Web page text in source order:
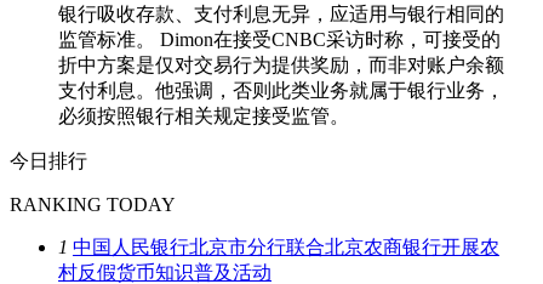
银行吸收存款、支付利息无异，应适用与银行相同的
监管标准。 Dimon在接受CNBC采访时称，可接受的
折中方案是仅对交易行为提供奖励，而非对账户余额
支付利息。他强调，否则此类业务就属于银行业务，
必须按照银行相关规定接受监管。
今日排行
RANKING TODAY
1 中国人民银行北京市分行联合北京农商银行开展农
村反假货币知识普及活动